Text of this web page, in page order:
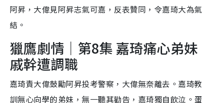
阿昇，大偉見阿昇志氣可嘉，反表贊同，令嘉琦大為氣
結。
獵鷹劇情｜第8集 嘉琦痛心弟妹
戚幹遭調職
嘉琦責大偉鼓勵阿昇投考警察，大偉無奈離去。嘉琦教
訓無心向學的弟妹，無一聽其勸告，嘉琦獨自飲泣。蛋